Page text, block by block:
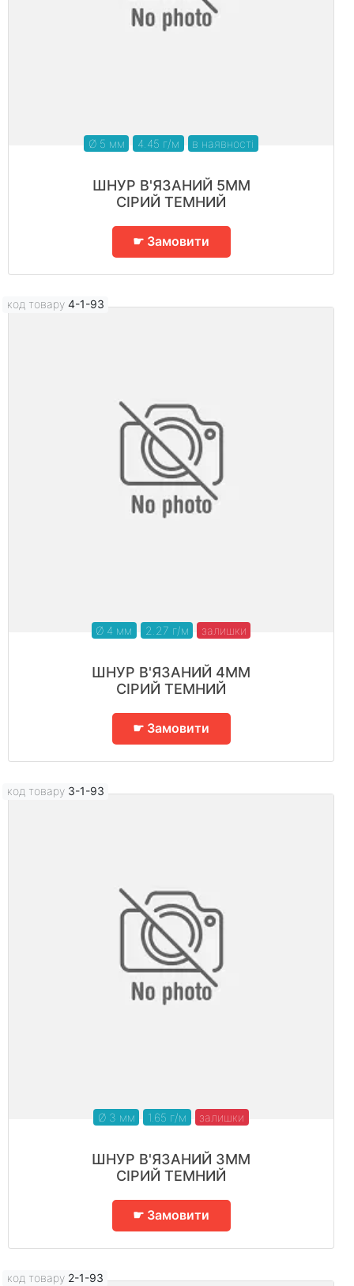
Ø 5 мм 4.45 г/м в наявності
ШНУР В'ЯЗАНИЙ 5ММ
СІРИЙ ТЕМНИЙ
☛ Замовити
код товару 4-1-93
Ø 4 мм 2.27 г/м залишки
ШНУР В'ЯЗАНИЙ 4ММ
СІРИЙ ТЕМНИЙ
☛ Замовити
код товару 3-1-93
Ø 3 мм 1.65 г/м залишки
ШНУР В'ЯЗАНИЙ 3ММ
СІРИЙ ТЕМНИЙ
☛ Замовити
код товару 2-1-93